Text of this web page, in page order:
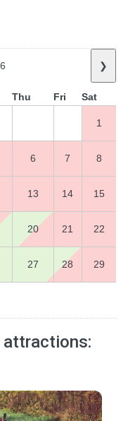
❯
Thu Fri Sat
1
6 7 8
13 14 15
20 21 22
27 28 29